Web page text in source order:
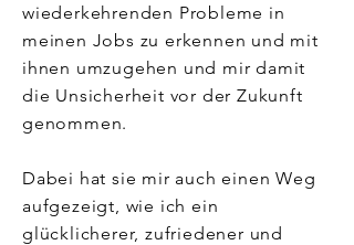
wiederkehrenden Probleme in
meinen Jobs zu erkennen und mit
ihnen umzugehen und mir damit
die Unsicherheit vor der Zukunft
genommen.
Dabei hat sie mir auch einen Weg
aufgezeigt, wie ich ein
glücklicherer, zufriedener und